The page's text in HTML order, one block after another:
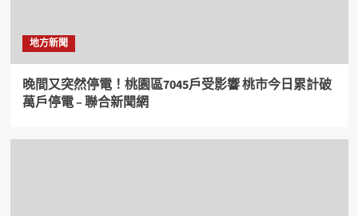
地方新聞
晚間又突然停電！桃園區7045戶受影響 桃市今日累計破
萬戶停電 – 聯合新聞網